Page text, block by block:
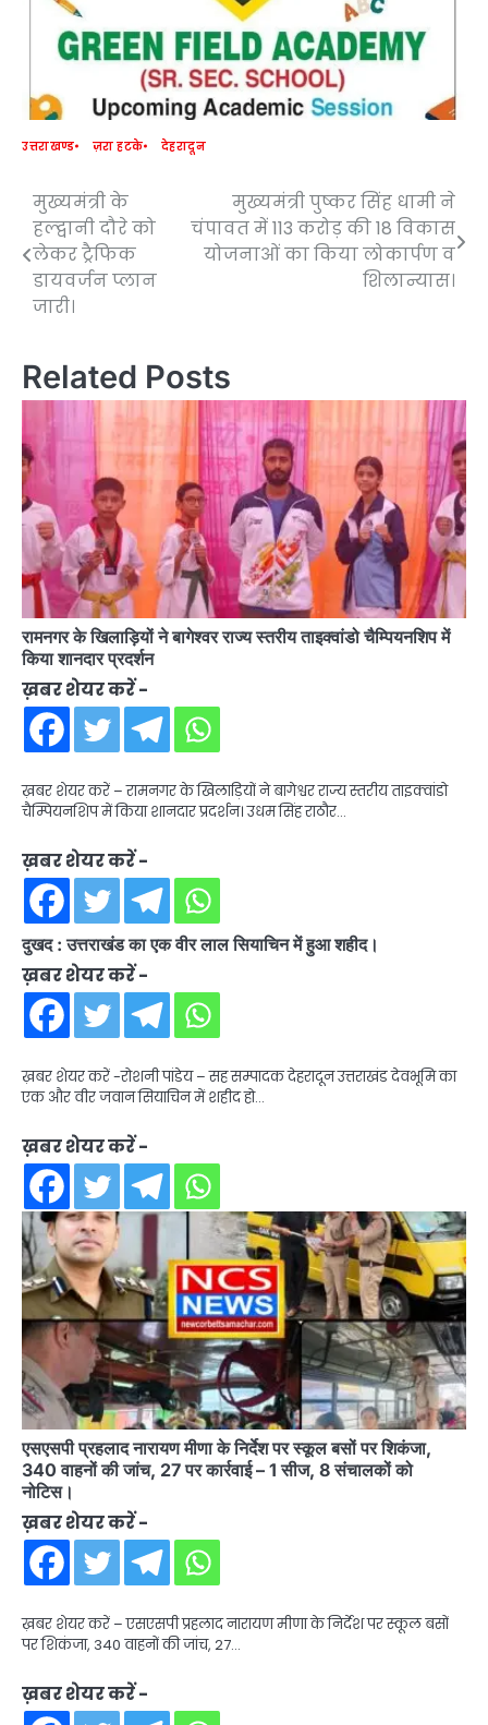
उत्तराखण्ड ज़रा हटके देहरादून
Post
navigation
मुख्यमंत्री के
हल्द्वानी दौरे को
लेकर ट्रैफिक
डायवर्जन प्लान
जारी।
मुख्यमंत्री पुष्कर सिंह धामी ने
चंपावत में 113 करोड़ की 18 विकास
योजनाओं का किया लोकार्पण व
शिलान्यास।
Related Posts
रामनगर के खिलाड़ियों ने बागेश्वर राज्य स्तरीय ताइक्वांडो चैम्पियनशिप में
किया शानदार प्रदर्शन
ख़बर शेयर करें -
ख़बर शेयर करें – रामनगर के खिलाड़ियों ने बागेश्वर राज्य स्तरीय ताइक्वांडो
चैम्पियनशिप में किया शानदार प्रदर्शन। उधम सिंह राठौर…
ख़बर शेयर करें -
दुखद : उत्तराखंड का एक वीर लाल सियाचिन में हुआ शहीद।
ख़बर शेयर करें -
ख़बर शेयर करें -रोशनी पांडेय – सह सम्पादक देहरादून उत्तराखंड देवभूमि का
एक और वीर जवान सियाचिन में शहीद हो…
ख़बर शेयर करें -
एसएसपी प्रहलाद नारायण मीणा के निर्देश पर स्कूल बसों पर शिकंजा,
340 वाहनों की जांच, 27 पर कार्रवाई – 1 सीज, 8 संचालकों को
नोटिस।
ख़बर शेयर करें -
ख़बर शेयर करें – एसएसपी प्रहलाद नारायण मीणा के निर्देश पर स्कूल बसों
पर शिकंजा, 340 वाहनों की जांच, 27…
ख़बर शेयर करें -